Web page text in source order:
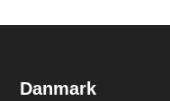
Danmark